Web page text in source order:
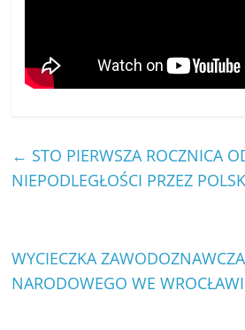
← STO PIERWSZA ROCZNICA
NIEPODLEGŁOŚCI PRZEZ
WYCIECZKA
NARODOWEGO WE